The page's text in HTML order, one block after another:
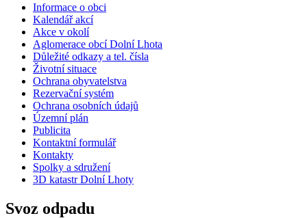
Informace o obci
Kalendář akcí
Akce v okolí
Aglomerace obcí Dolní Lhota
Důležité odkazy a tel. čísla
Životní situace
Ochrana obyvatelstva
Rezervační systém
Ochrana osobních údajů
Územní plán
Publicita
Kontaktní formulář
Kontakty
Spolky a sdružení
3D katastr Dolní Lhoty
Svoz odpadu